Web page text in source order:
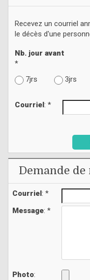
Recevez un courriel
le décès d'une
Nb. jour avant
*
7jrs
3jrs
Courriel : *
Demande
Courriel: *
Message: *
Photo: